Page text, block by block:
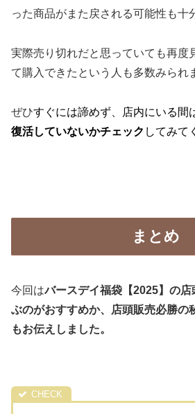
った商品がまた戻される可能性も十
実際売り切れだと思っていても再度
て購入できたという人も多数みられ
ぜひすぐには諦めず、店内にいる間
復活していないかチェック してみて
まとめ
今回はバースデイ福袋【2025】の
ぶのがおすすめか、店頭販売必勝の
もお伝えしました。